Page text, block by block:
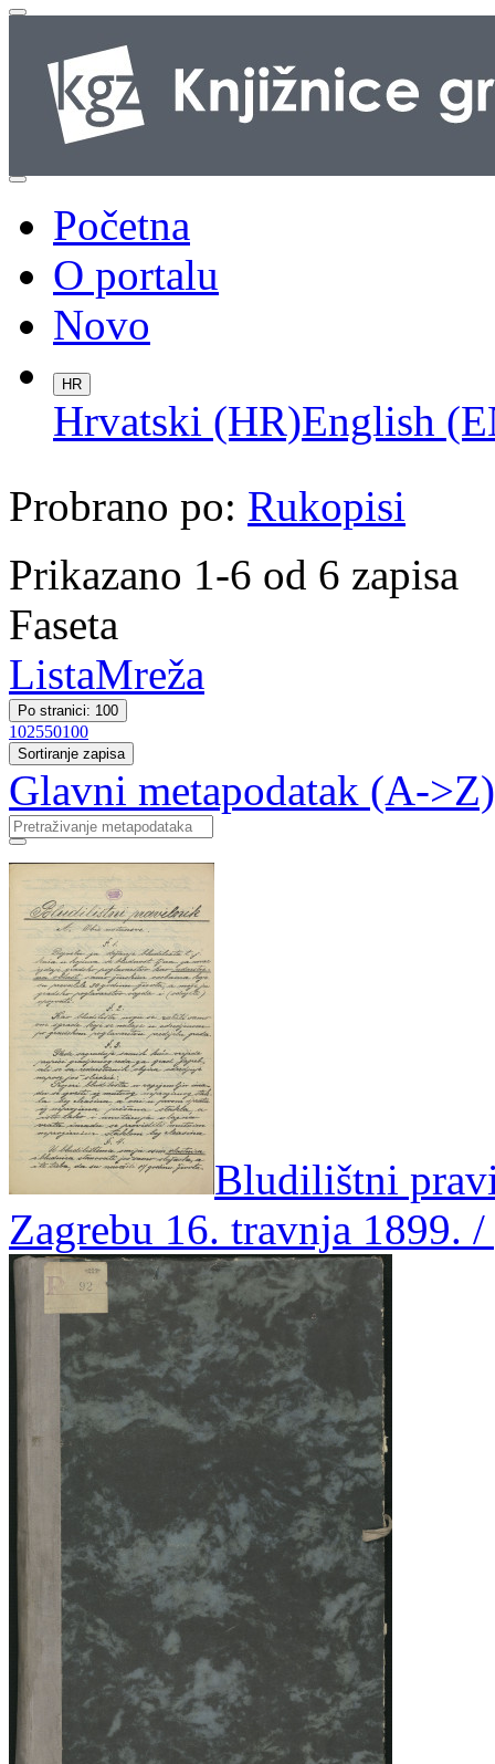
Početna
O portalu
Novo
HR
Hrvatski (HR)English
Probrano po: Rukopisi
Prikazano 1-6 od 6 zapisa
Faseta
ListaMreža
Po stranici: 100
102550100
Sortiranje zapisa
Glavni metapodatak (A->Z)
Bludilištni
Zagrebu 16. travnja 1899.